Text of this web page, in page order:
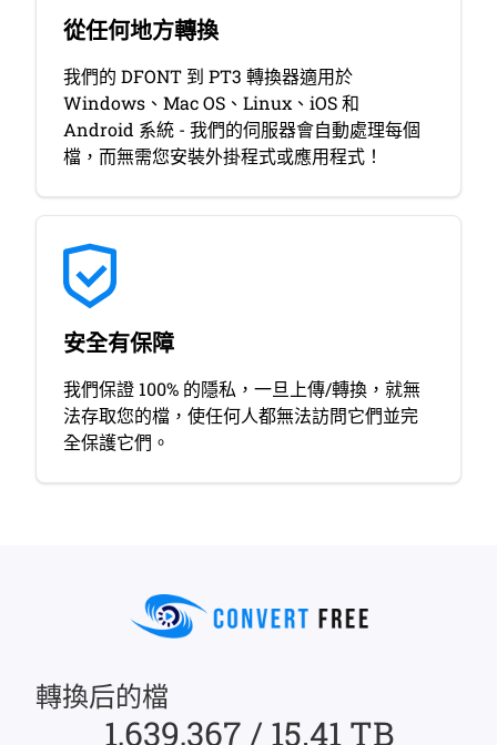
從任何地方轉換
我們的 DFONT 到 PT3 轉換器適用於
Windows、Mac OS、Linux、iOS 和
Android 系統 - 我們的伺服器會自動處理每個
檔，而無需您安裝外掛程式或應用程式！
安全有保障
我們保證 100% 的隱私，一旦上傳/轉換，就無
法存取您的檔，使任何人都無法訪問它們並完
全保護它們。
轉換后的檔
1,639,367 / 15.41 TB